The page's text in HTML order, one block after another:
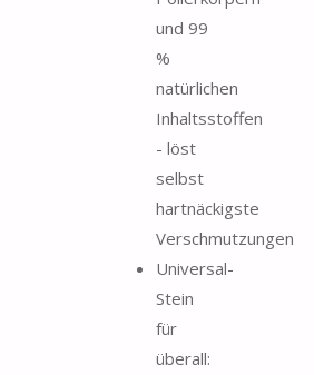
und 99
%
natürlichen
Inhaltsstoffen
- löst
selbst
hartnäckigste
Verschmutzungen
Universal-
Stein
für
überall: